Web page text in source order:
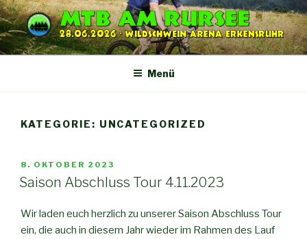
Zum
Inhalt
springen
Menü
KATEGORIE: UNCATEGORIZED
VERÖFFENTLICHT
AM
8. OKTOBER 2023
Saison Abschluss Tour 4.11.2023
Wir laden euch herzlich zu unserer Saison Abschluss Tour
ein, die auch in diesem Jahr wieder im Rahmen des Lauf